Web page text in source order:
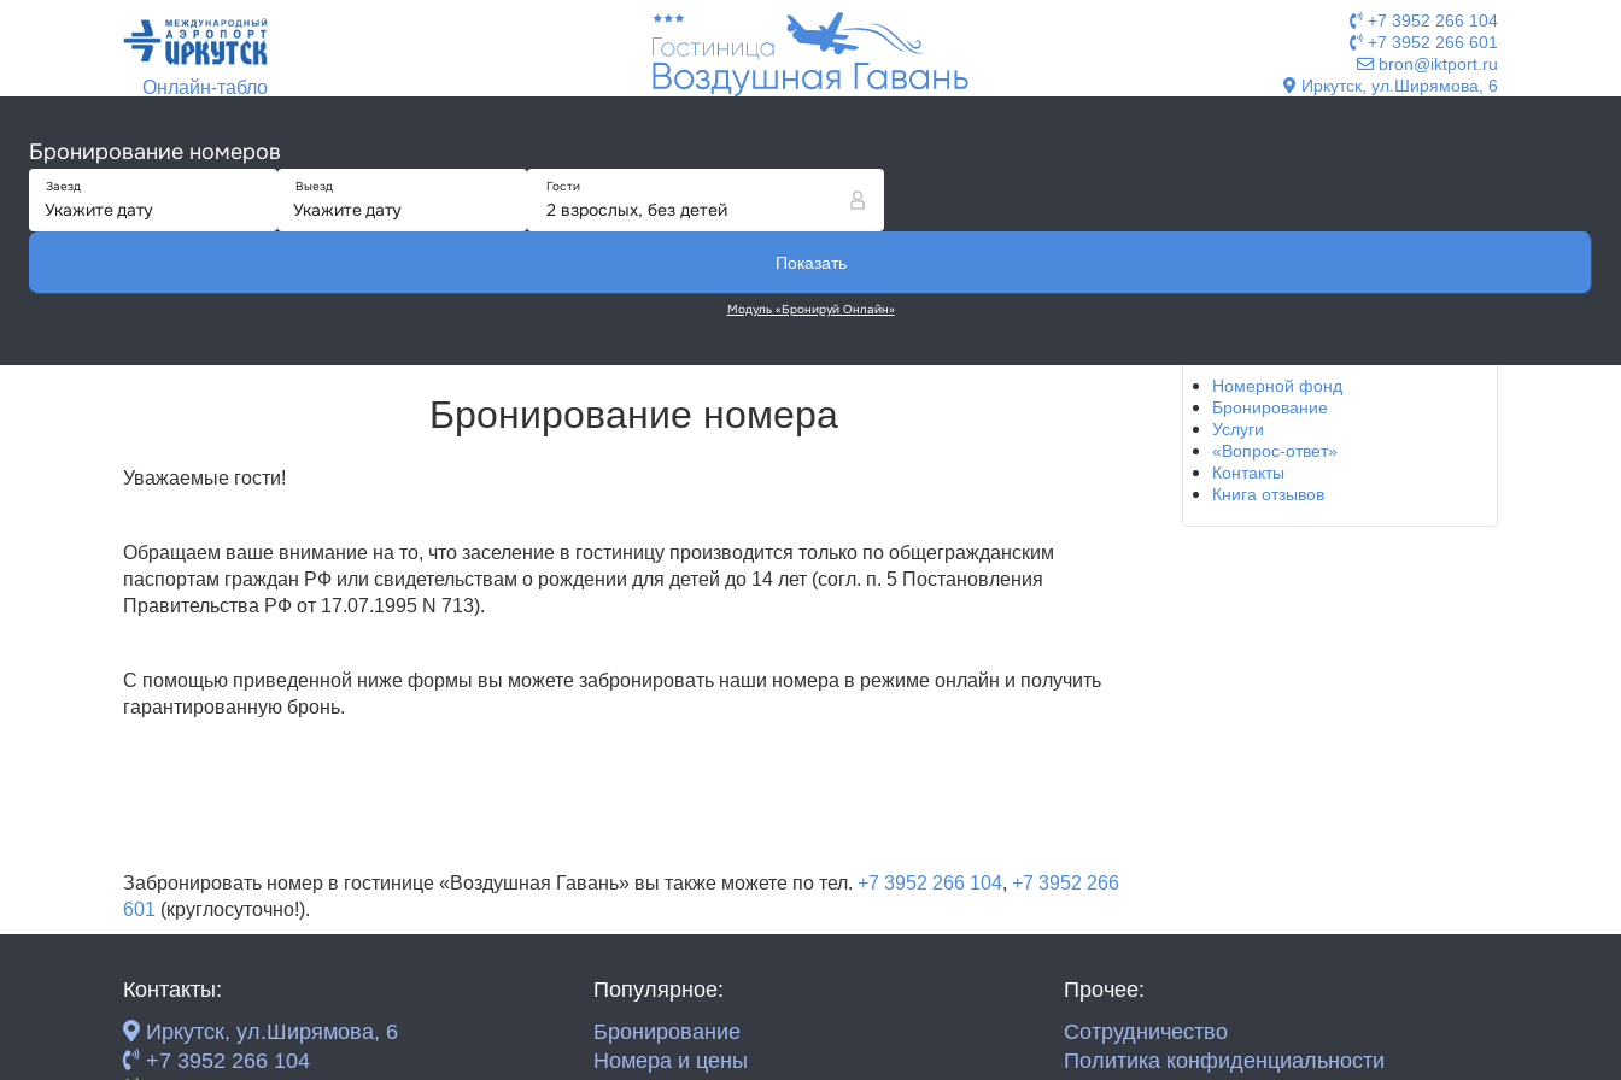
Онлайн-табло
+7 3952 266 104
+7 3952 266 601
bron@iktport.ru
Иркутск, ул.Ширямова, 6
Бронирование номера
Уважаемые гости!
Обращаем ваше внимание на то, что заселение в гостиницу производится только по общегражданским
паспортам граждан РФ или свидетельствам о рождении для детей до 14 лет (согл. п. 5 Постановления
Правительства РФ от 17.07.1995 N 713).
С помощью приведенной ниже формы вы можете забронировать наши номера в режиме онлайн и получить
гарантированную бронь.
Забронировать номер в гостинице «Воздушная Гавань» вы также можете по тел. +7 3952 266 104, +7 3952 266
601 (круглосуточно!).
Номерной фонд
Бронирование
Услуги
«Вопрос-ответ»
Контакты
Книга отзывов
Контакты:
Иркутск, ул.Ширямова, 6
+7 3952 266 104
Популярное:
Бронирование
Номера и цены
Прочее:
Сотрудничество
Политика конфиденциальности